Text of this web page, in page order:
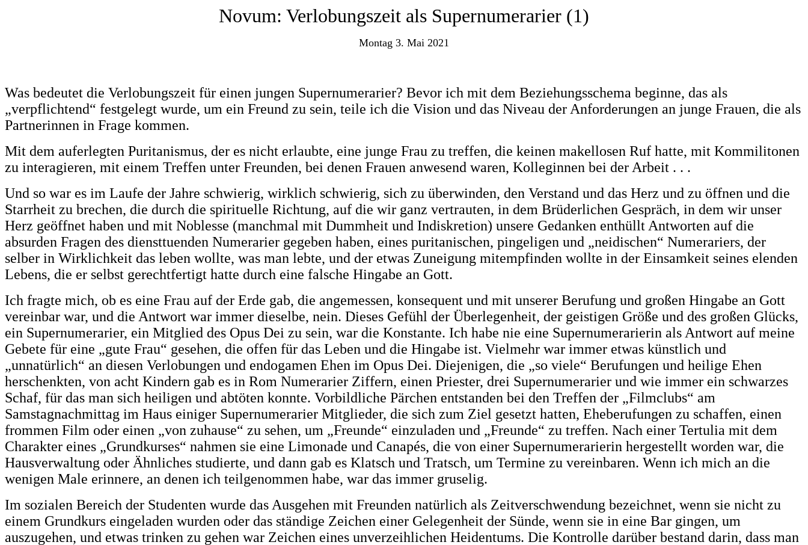
Novum: Verlobungszeit als Supernumerarier (1)
Montag 3. Mai 2021
Was bedeutet die Verlobungszeit für einen jungen Supernumerarier? Bevor ich mit dem Beziehungsschema beginne, das als
„verpflichtend“ festgelegt wurde, um ein Freund zu sein, teile ich die Vision und das Niveau der Anforderungen an junge Frauen, die als
Partnerinnen in Frage kommen.
Mit dem auferlegten Puritanismus, der es nicht erlaubte, eine junge Frau zu treffen, die keinen makellosen Ruf hatte, mit Kommilitonen
zu interagieren, mit einem Treffen unter Freunden, bei denen Frauen anwesend waren, Kolleginnen bei der Arbeit . . .
Und so war es im Laufe der Jahre schwierig, wirklich schwierig, sich zu überwinden, den Verstand und das Herz und zu öffnen und die
Starrheit zu brechen, die durch die spirituelle Richtung, auf die wir ganz vertrauten, in dem Brüderlichen Gespräch, in dem wir unser
Herz geöffnet haben und mit Noblesse (manchmal mit Dummheit und Indiskretion) unsere Gedanken enthüllt Antworten auf die
absurden Fragen des diensttuenden Numerarier gegeben haben, eines puritanischen, pingeligen und „neidischen“ Numerariers, der
selber in Wirklichkeit das leben wollte, was man lebte, und der etwas Zuneigung mitempfinden wollte in der Einsamkeit seines elenden
Lebens, die er selbst gerechtfertigt hatte durch eine falsche Hingabe an Gott.
Ich fragte mich, ob es eine Frau auf der Erde gab, die angemessen, konsequent und mit unserer Berufung und großen Hingabe an Gott
vereinbar war, und die Antwort war immer dieselbe, nein. Dieses Gefühl der Überlegenheit, der geistigen Größe und des großen Glücks,
ein Supernumerarier, ein Mitglied des Opus Dei zu sein, war die Konstante. Ich habe nie eine Supernumerarierin als Antwort auf meine
Gebete für eine „gute Frau“ gesehen, die offen für das Leben und die Hingabe ist. Vielmehr war immer etwas künstlich und
„unnatürlich“ an diesen Verlobungen und endogamen Ehen im Opus Dei. Diejenigen, die „so viele“ Berufungen und heilige Ehen
herschenkten, von acht Kindern gab es in Rom Numerarier Ziffern, einen Priester, drei Supernumerarier und wie immer ein schwarzes
Schaf, für das man sich heiligen und abtöten konnte. Vorbildliche Pärchen entstanden bei den Treffen der „Filmclubs“ am
Samstagnachmittag im Haus einiger Supernumerarier Mitglieder, die sich zum Ziel gesetzt hatten, Eheberufungen zu schaffen, einen
frommen Film oder einen „von zuhause“ zu sehen, um „Freunde“ einzuladen und „Freunde“ zu treffen. Nach einer Tertulia mit dem
Charakter eines „Grundkurses“ nahmen sie eine Limonade und Canapés, die von einer Supernumerarierin hergestellt worden war, die
Hausverwaltung oder Ähnliches studierte, und dann gab es Klatsch und Tratsch, um Termine zu vereinbaren. Wenn ich mich an die
wenigen Male erinnere, an denen ich teilgenommen habe, war das immer gruselig.
Im sozialen Bereich der Studenten wurde das Ausgehen mit Freunden natürlich als Zeitverschwendung bezeichnet, wenn sie nicht zu
einem Grundkurs eingeladen wurden oder das ständige Zeichen einer Gelegenheit der Sünde, wenn sie in eine Bar gingen, um
auszugehen, und etwas trinken zu gehen war Zeichen eines unverzeihlichen Heidentums. Die Kontrolle darüber bestand darin, dass man